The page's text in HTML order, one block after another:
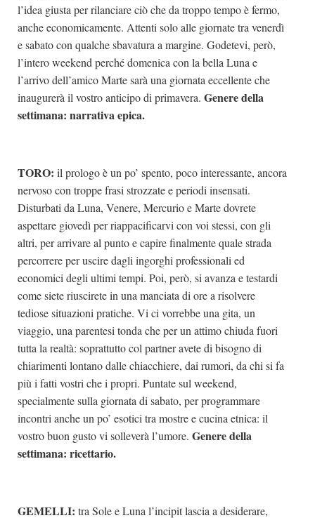
l’idea giusta per rilanciare ciò che da troppo tempo è fermo,
anche economicamente. Attenti solo alle giornate tra venerdì
e sabato con qualche sbavatura a margine. Godetevi, però,
l’intero weekend perché domenica con la bella Luna e
l’arrivo dell’amico Marte sarà una giornata eccellente che
inaugurerà il vostro anticipo di primavera. Genere della
settimana: narrativa epica.
TORO: il prologo è un po’ spento, poco interessante, ancora
nervoso con troppe frasi strozzate e periodi insensati.
Disturbati da Luna, Venere, Mercurio e Marte dovrete
aspettare giovedì per riappacificarvi con voi stessi, con gli
altri, per arrivare al punto e capire finalmente quale strada
percorrere per uscire dagli ingorghi professionali ed
economici degli ultimi tempi. Poi, però, si avanza e testardi
come siete riuscirete in una manciata di ore a risolvere
tediose situazioni pratiche. Vi ci vorrebbe una gita, un
viaggio, una parentesi tonda che per un attimo chiuda fuori
tutta la realtà: soprattutto col partner avete di bisogno di
chiarimenti lontano dalle chiacchiere, dai rumori, da chi si fa
più i fatti vostri che i propri. Puntate sul weekend,
specialmente sulla giornata di sabato, per programmare
incontri anche un po’ esotici tra mostre e cucina etnica: il
vostro buon gusto vi solleverà l’umore. Genere della
settimana: ricettario.
GEMELLI: tra Sole e Luna l’incipit lascia a desiderare,